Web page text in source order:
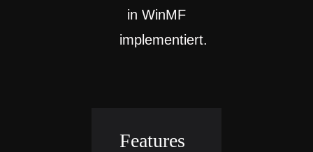
in WinMF
implementiert.
Features